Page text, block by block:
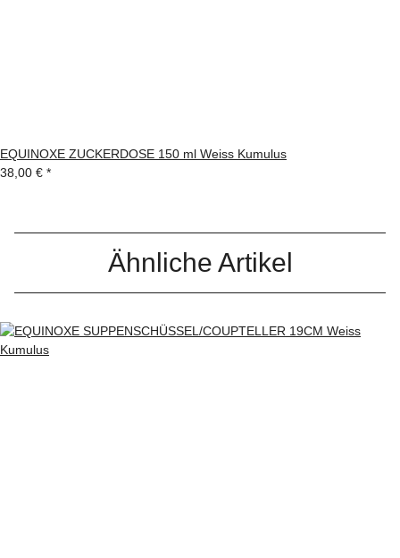
EQUINOXE ZUCKERDOSE 150 ml Weiss Kumulus
38,00 € *
Ähnliche Artikel